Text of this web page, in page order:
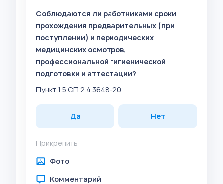
Соблюдаются ли работниками сроки
прохождения предварительных (при
поступлении) и периодических
медицинских осмотров,
профессиональной гигиенической
подготовки и аттестации?
Пункт 1.5 СП 2.4.3648-20.
Да Нет
Прикрепить
Фото
Комментарий